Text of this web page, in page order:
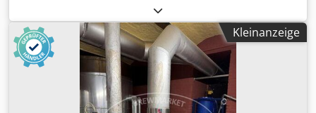
Wert Einstellung von Bierwürze. In zwei jeweils 40 hl
fassenden Gärtanks wird bei 45-50 °C Würze durch
Laktobazillen zu Milchsäure vergoren. Die Tank sind
jeweils mit Probenahmehahn, 2 Heizstäben, Sicherheits-
und Vakuumventil ausgerüstet. Weitere Komponenten: - 2
Stück Plattenwärmetauscher - 2 Stück induktive
Durchflussmesser - 2 Stück Kreiselpumpen - Rohrleitungen
Kleinanzeige